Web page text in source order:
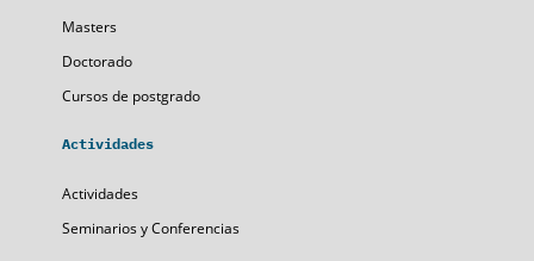
Masters
Doctorado
Cursos de postgrado
Actividades
Actividades
Seminarios y Conferencias